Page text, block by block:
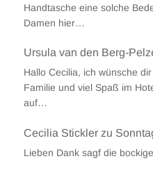
Handtasche eine solche
Damen hier…
Ursula van den Berg-
Hallo Cecilia, ich wünsche
Familie und viel Spaß im
auf…
Cecilia Sticklerzu
Lieben Dank sagf die